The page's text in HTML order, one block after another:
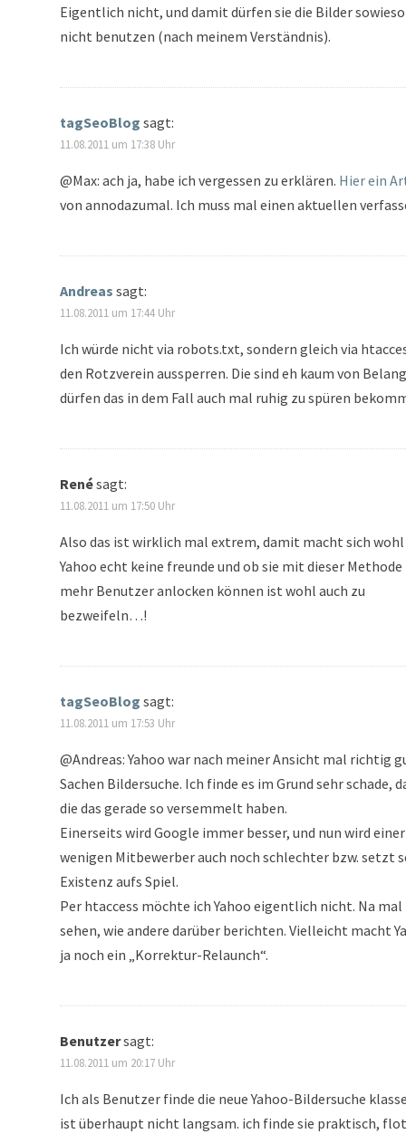
Eigentlich nicht, und damit dürfen sie die Bilder sowieso
nicht benutzen (nach meinem Verständnis).
tagSeoBlog sagt:
11.08.2011 um 17:38 Uhr
@Max: ach ja, habe ich vergessen zu erklären. Hier ein
von annodazumal. Ich muss mal einen aktuellen
Andreas sagt:
11.08.2011 um 17:44 Uhr
Ich würde nicht via robots.txt, sondern gleich via
den Rotzverein aussperren. Die sind eh kaum von
dürfen das in dem Fall auch mal ruhig zu spüren
Renésagt:
11.08.2011 um 17:50 Uhr
Also das ist wirklich mal extrem, damit macht sich wohl
Yahoo echt keine freunde und ob sie mit dieser Methode
mehr Benutzer anlocken können ist wohl auch zu
bezweifeln…!
tagSeoBlog sagt:
11.08.2011 um 17:53 Uhr
@Andreas: Yahoo war nach meiner Ansicht mal richtig
Sachen Bildersuche. Ich finde es im Grund sehr schade,
die das gerade so versemmelt haben.
Einerseits wird Google immer besser, und nun wird
wenigen Mitbewerber auch noch schlechter bzw. setzt
Existenz aufs Spiel.
Per htaccess möchte ich Yahoo eigentlich nicht. Na mal
sehen, wie andere darüber berichten. Vielleicht macht
ja noch ein „Korrektur-Relaunch“.
Benutzersagt:
11.08.2011 um 20:17 Uhr
Ich als Benutzer finde die neue Yahoo-Bildersuche
ist überhaupt nicht langsam. ich finde sie praktisch,